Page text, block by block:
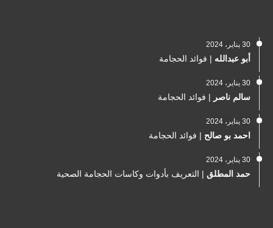
30 يناير، 2024
أبو عبدالله | فوائد الحجامة
30 يناير، 2024
سالم ناصر | فوائد الحجامة
30 يناير، 2024
احمد بو صالح | فوائد الحجامة
30 يناير، 2024
حمد المطلق | التعريف بأدوات وكاسات الحجامة الصحية